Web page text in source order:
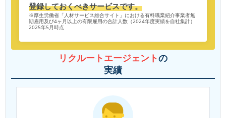
登録しておくべきサービスです。
※厚生労働省「人材サービス総合サイト」における有料職業紹介事業者無
期雇用及び4ヶ月以上の有限雇用の合計人数（2024年度実績を自社集計）
2025年5月時点
リクルートエージェントの
実績